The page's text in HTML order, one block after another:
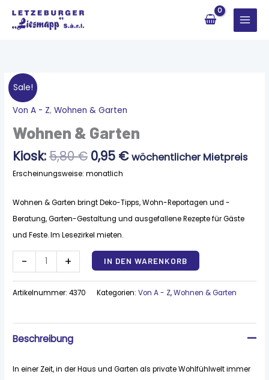
Inhalt
springen
Sale!
Von A - Z,Wohnen & Garten
Wohnen & Garten
Kiosk:5,80€
Ursprünglicher
Preis
war:
5,80 €
0,95 €
ist:
0,95 €.
wöchentlicher Mietpreis
Erscheinungsweise: monatlich
Wohnen & Garten bringt Deko-Tipps, Wohn-Reportagen und -
Beratung, Garten-Gestaltung und ausgefallene Rezepte für Gäste
und Feste. Im Lesezirkel mieten.
-
Wohnen
&
Garten
Menge
+ IN DEN WARENKORB Alternative:
Artikelnummer:4370 Kategorien:Von A - Z,Wohnen & Garten
Beschreibung
In einer Zeit, in der Haus und Garten als private Wohlfühlwelt immer